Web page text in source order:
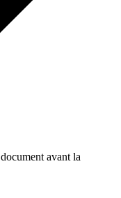
avant la